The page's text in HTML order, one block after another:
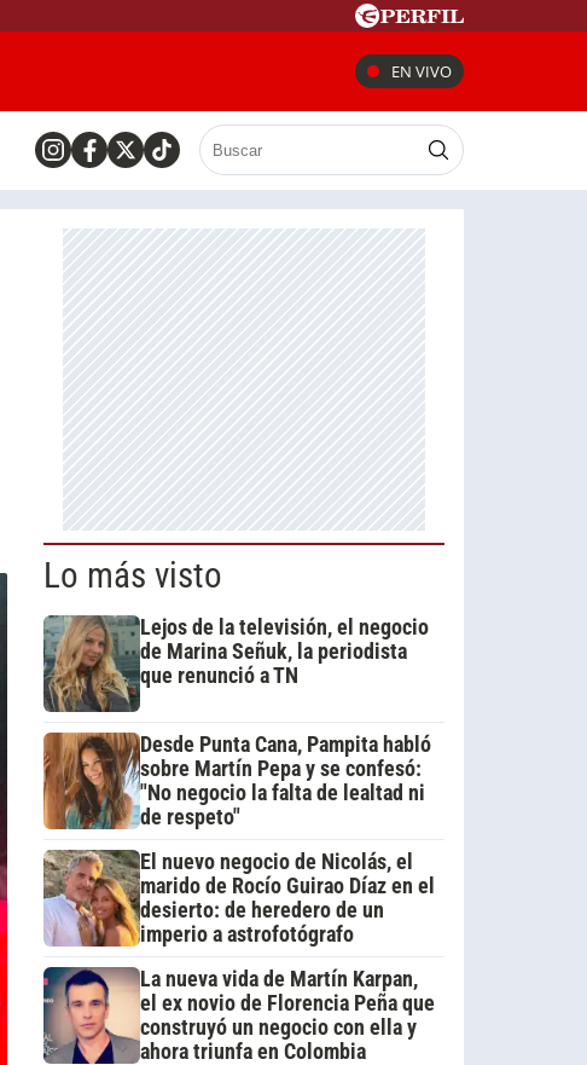
EN VIVO
Lo más visto
Lejos de la televisión, el negocio
de Marina Señuk, la periodista
que renunció a TN
Desde Punta Cana, Pampita habló
sobre Martín Pepa y se confesó:
"No negocio la falta de lealtad ni
de respeto"
El nuevo negocio de Nicolás, el
marido de Rocío Guirao Díaz en el
desierto: de heredero de un
imperio a astrofotógrafo
La nueva vida de Martín Karpan,
el ex novio de Florencia Peña que
construyó un negocio con ella y
ahora triunfa en Colombia